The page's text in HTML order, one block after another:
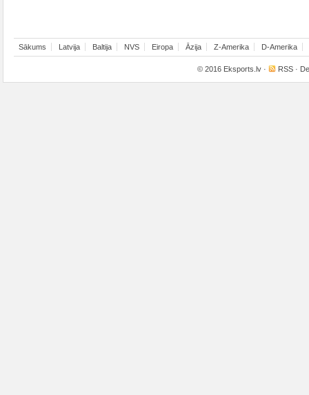
Sākums Latvija Baltija NVS Eiropa Āzija Z-Amerika D-Amerika
© 2016 Eksports.lv · RSS ·